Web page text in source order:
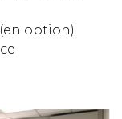
option)